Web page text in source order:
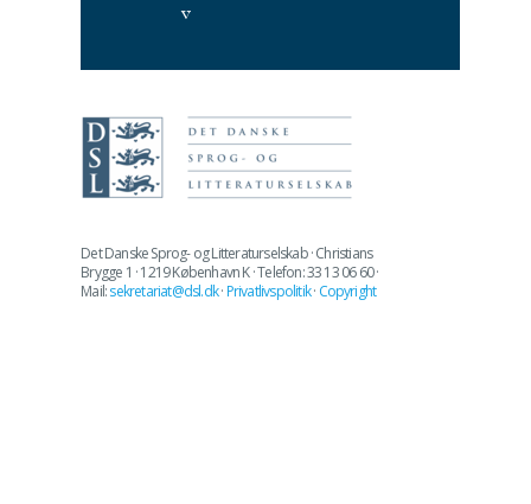
v
Det Danske Sprog- og Litteraturselskab · Christians
Brygge 1 · 1219 København K · Telefon: 33 13 06 60 ·
Mail:sekretariat@dsl.dk· Privatlivspolitik· Copyright